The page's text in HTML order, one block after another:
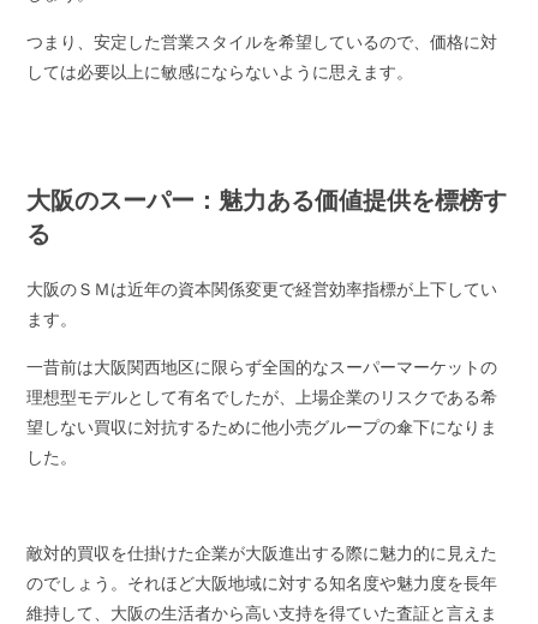
つまり、安定した営業スタイルを希望しているので、価格に対
しては必要以上に敏感にならないように思えます。
大阪のスーパー：魅力ある価値提供を標榜す
る
大阪のＳＭは近年の資本関係変更で経営効率指標が上下してい
ます。
一昔前は大阪関西地区に限らず全国的なスーパーマーケットの
理想型モデルとして有名でしたが、上場企業のリスクである希
望しない買収に対抗するために他小売グループの傘下になりま
した。
敵対的買収を仕掛けた企業が大阪進出する際に魅力的に見えた
のでしょう。それほど大阪地域に対する知名度や魅力度を長年
維持して、大阪の生活者から高い支持を得ていた査証と言えま